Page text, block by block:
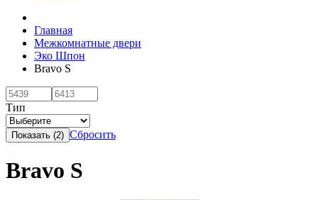
Главная
Межкомнатные двери
Эко Шпон
Bravo S
Тип
Сбросить
Bravo S